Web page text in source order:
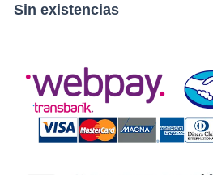
Sin existencias